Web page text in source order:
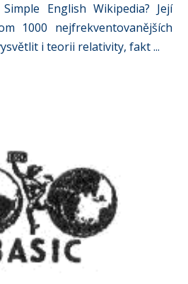
English Wikipedia? Její
1000 nejfrekventovanějších
i teorii relativity, fakt ...